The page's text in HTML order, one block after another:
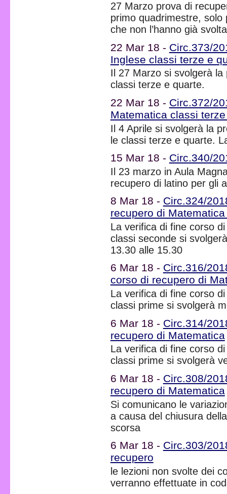
27 Marzo prova di
primo quadrimestre,
che non l’hanno già svolta
22 Mar 18 - Circ.373/
Inglese classi terze e
Il 27 Marzo si svolgerà
classi terze e quarte.
22 Mar 18 - Circ.372/
Matematica classi
Il 4 Aprile si svolgerà la
le classi terze e quarte.
15 Mar 18 - Circ.340/
Il 23 marzo in Aula
recupero di latino per gli
8 Mar 18 - Circ.324/
recupero di
La verifica di fine corso
classi seconde si
13.30 alle 15.30
6 Mar 18 - Circ.316/
corso di recupero di
La verifica di fine corso
classi prime si svolgerà
6 Mar 18 - Circ.314/
recupero di Matematica
La verifica di fine corso
classi prime si svolgerà
6 Mar 18 - Circ.308/
recupero di Matematica
Si comunicano le
a causa del chiusura
scorsa
6 Mar 18 - Circ.303/
recupero
le lezioni non svolte dei
verranno effettuate in